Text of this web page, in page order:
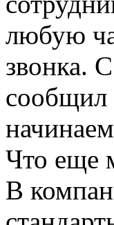
любую
звонка.
сообщил
Что еще
В